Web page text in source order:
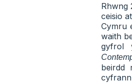
Rhwng
ceisio
Cymru
waith
gyfrol
beirdd